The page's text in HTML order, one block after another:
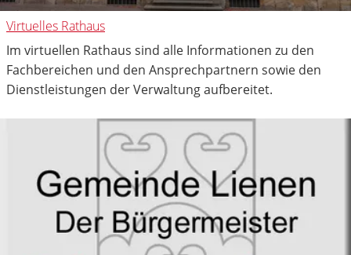
Virtuelles Rathaus
Im virtuellen Rathaus sind alle Informationen zu den
Fachbereichen und den Ansprechpartnern sowie den
Dienstleistungen der Verwaltung aufbereitet.